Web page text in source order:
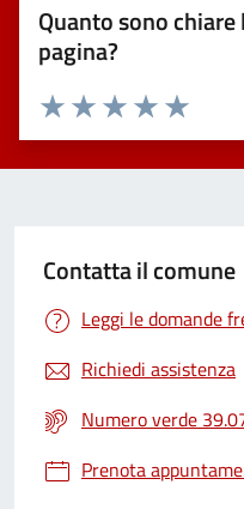
Quanto sono
pagina?
Valuta 5
Valuta 4
Valuta 3 stelle
Valuta 2 stelle su 5
Valuta 1 stelle su 5
Contatta il comune
Leggi le domande
Richiedi assistenza
Numero verde
Prenota